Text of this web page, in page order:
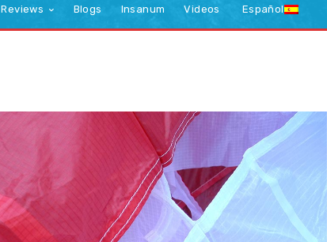
Reviews Blogs Insanum Videos Español